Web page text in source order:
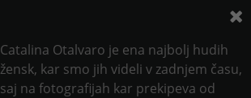
Catalina Otalvaro je ena najbolj hudih
žensk, kar smo jih videli v zadnjem času,
saj na fotografijah kar prekipeva od